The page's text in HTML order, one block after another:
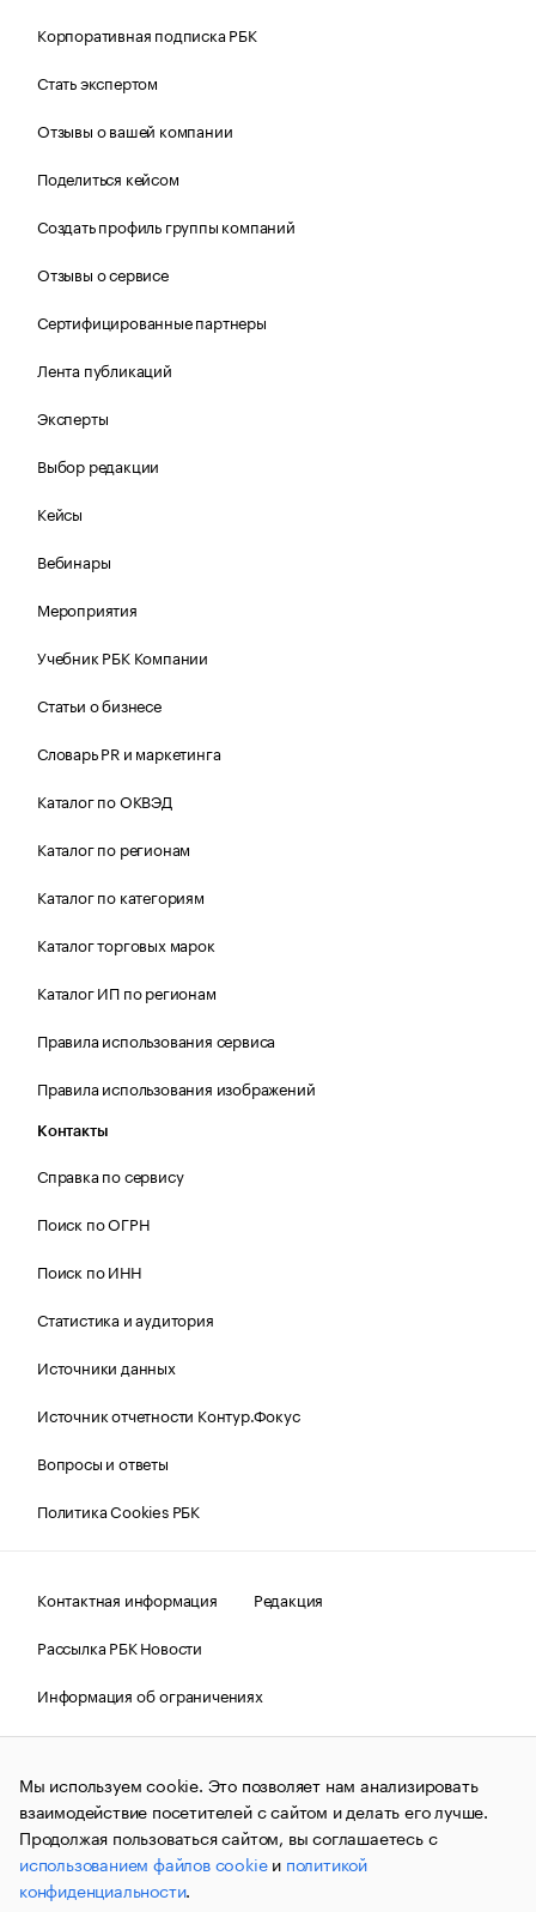
Корпоративная подписка РБК
Стать экспертом
Отзывы о вашей компании
Поделиться кейсом
Создать профиль группы компаний
Отзывы о сервисе
Сертифицированные партнеры
Лента публикаций
Эксперты
Выбор редакции
Кейсы
Вебинары
Мероприятия
Учебник РБК Компании
Статьи о бизнесе
Словарь PR и маркетинга
Каталог по ОКВЭД
Каталог по регионам
Каталог по категориям
Каталог торговых марок
Каталог ИП по регионам
Правила использования сервиса
Правила использования изображений
Контакты
Справка по сервису
Поиск по ОГРН
Поиск по ИНН
Статистика и аудитория
Источники данных
Источник отчетности Контур.Фокус
Вопросы и ответы
Политика Cookies РБК
Контактная информация
Редакция
Рассылка РБК Новости
Информация об ограничениях
Правовая информация
О соблюдении авторских прав
© АО «РОСБИЗНЕСКОНСАЛТИНГ»,1995–2026.Сообщения
и материалы информационного агентства «РБК»
(зарегистрировано Федеральной службой по надзору в сфере
связи, информационных технологий и массовых
коммуникаций (Роскомнадзор) 09.12.2015 за номером ИА
№ФС77-63848) сопровождаются пометкой «РБК». Отдельные
публикации могут содержать информацию,
Мы используем cookie. Это позволяет нам анализировать
взаимодействие посетителей с сайтом и делать его лучше.
Продолжая пользоваться сайтом, вы соглашаетесь с
использованием файлов cookieи политикой
конфиденциальности.